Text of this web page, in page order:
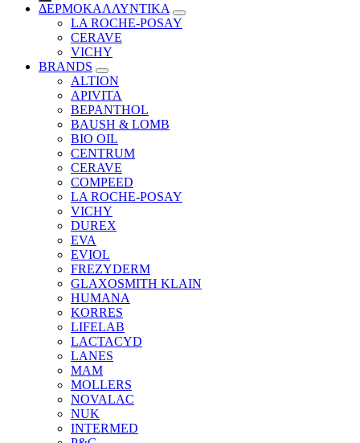
ΔΕΡΜΟΚΑΛΛΥΝΤΙΚΑ
LA ROCHE-POSAY
CERAVE
VICHY
BRANDS
ALTION
APIVITA
BEPANTHOL
BAUSH & LOMB
BIO OIL
CENTRUM
CERAVE
COMPEED
LA ROCHE-POSAY
VICHY
DUREX
EVA
EVIOL
FREZYDERM
GLAXOSMITH KLAIN
HUMANA
KORRES
LIFELAB
LACTACYD
LANES
MAM
MOLLERS
NOVALAC
NUK
INTERMED